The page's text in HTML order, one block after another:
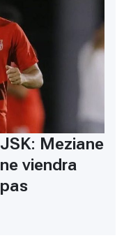
JSK: Meziane
ne viendra
pas